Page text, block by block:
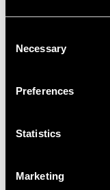
Selection
Necessary
Preferences
Statistics
Marketing